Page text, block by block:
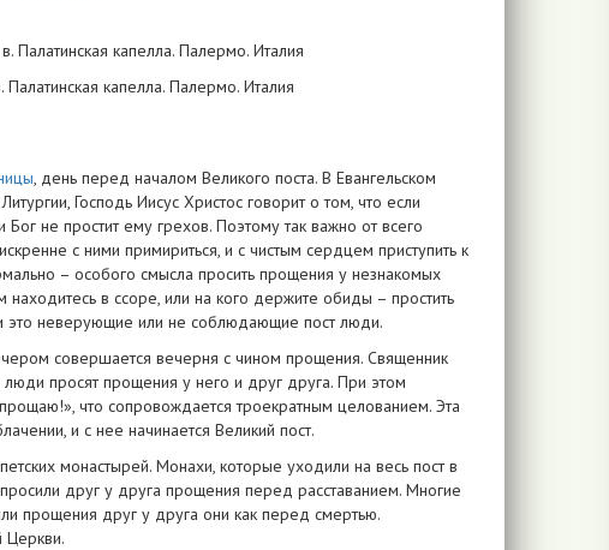
капелла. Палермо. Италия
, день перед началом Великого поста. В Евангельском
Господь Иисус Христос говорит о том, что если
не простит ему грехов. Поэтому так важно от всего
с ними примириться, и с чистым сердцем приступить к
– особого смысла просить прощения у незнакомых
в ссоре, или на кого держите обиды – простить
это неверующие или не соблюдающие пост люди.
совершается вечерня с чином прощения. Священник
просят прощения у него и друг друга. При этом
что сопровождается троекратным целованием. Эта
и с нее начинается Великий пост.
монастырей. Монахи, которые уходили на весь пост в
, просили друг у друга прощения перед расставанием. Многие
прощения друг у друга они как перед смертью.
Церкви.